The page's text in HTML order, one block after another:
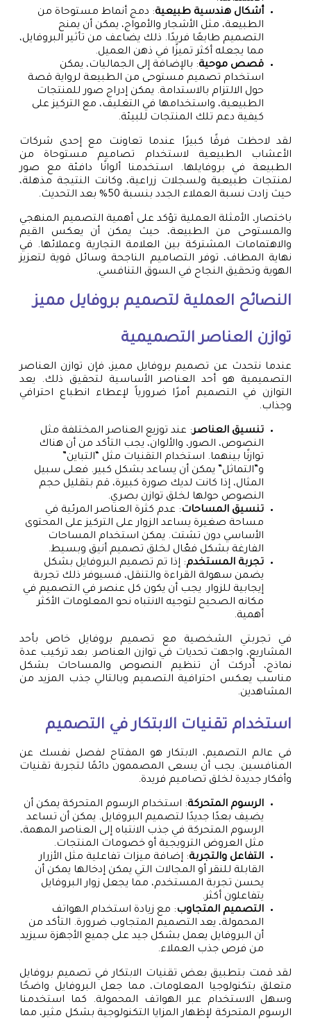
أشكال هندسية طبيعية: دمج أنماط مستوحاة من
الطبيعة، مثل الأشجار والأمواج، يمكن أن يمنح
التصميم طابعًا فريدًا. ذلك يضاعف من تأثير البروفايل،
مما يجعله أكثر تميزًا في ذهن العميل.
قصص موحية: بالإضافة إلى الجماليات، يمكن
استخدام تصميم مستوحى من الطبيعة لرواية قصة
حول الالتزام بالاستدامة. يمكن إدراج صور للمنتجات
الطبيعية، واستخدامها في التغليف، مع التركيز على
كيفية دعم تلك المنتجات للبيئة.
لقد لاحظت فرقًا كبيرًا عندما تعاونت مع إحدى شركات
الأعشاب الطبيعية لاستخدام تصاميم مستوحاة من
الطبيعة في بروفايلها. استخدمنا ألوانًا دافئة مع صور
لمنتجات طبيعية ولسجلات زراعية، وكانت النتيجة مذهلة،
حيث زادت نسبة العملاء الجدد بنسبة 50% بعد التحديث.
باختصار، الأمثلة العملية تؤكد على أهمية التصميم المنهجي
والمستوحى من الطبيعة، حيث يمكن أن يعكس القيم
والاهتمامات المشتركة بين العلامة التجارية وعملائها. في
نهاية المطاف، توفر التصاميم الناجحة وسائل قوية لتعزيز
الهوية وتحقيق النجاح في السوق التنافسي.
النصائح العملية لتصميم بروفايل مميز
توازن العناصر التصميمية
عندما نتحدث عن تصميم بروفايل مميز، فإن توازن العناصر
التصميمية هو أحد العناصر الأساسية لتحقيق ذلك. يعد
التوازن في التصميم أمرًا ضرورياً لإعطاء انطباع احترافي
وجذاب.
تنسيق العناصر: عند توزيع العناصر المختلفة مثل
النصوص، الصور، والألوان، يجب التأكد من أن هناك
توازنًا بينهما. استخدام التقنيات مثل “التباين”
و”التماثل” يمكن أن يساعد بشكل كبير. فعلى سبيل
المثال، إذا كانت لديك صورة كبيرة، قم بتقليل حجم
النصوص حولها لخلق توازن بصري.
تنسيق المساحات: عدم كثرة العناصر المرئية في
مساحة صغيرة يساعد الزوار على التركيز على المحتوى
الأساسي دون تشتت. يمكن استخدام المساحات
الفارغة بشكل فعّال لخلق تصميم أنيق وبسيط.
تجربة المستخدم: إذا تم تصميم البروفايل بشكل
يضمن سهولة القراءة والتنقل، فسيوفر ذلك تجربة
إيجابية للزوار. يجب أن يكون كل عنصر في التصميم في
مكانه الصحيح لتوجيه الانتباه نحو المعلومات الأكثر
أهمية.
في تجربتي الشخصية مع تصميم بروفايل خاص بأحد
المشاريع، واجهت تحديات في توازن العناصر. بعد تركيب عدة
نماذج، أدركت أن تنظيم النصوص والمساحات بشكل
مناسب يعكس احترافية التصميم وبالتالي جذب المزيد من
المشاهدين.
استخدام تقنيات الابتكار في التصميم
في عالم التصميم، الابتكار هو المفتاح لفصل نفسك عن
المنافسين. يجب أن يسعى المصممون دائمًا لتجربة تقنيات
وأفكار جديدة لخلق تصاميم فريدة.
الرسوم المتحركة: استخدام الرسوم المتحركة يمكن أن
يضيف بعدًا جديدًا لتصميم البروفايل. يمكن أن تساعد
الرسوم المتحركة في جذب الانتباه إلى العناصر المهمة،
مثل العروض الترويجية أو خصومات المنتجات.
التفاعل والتجربة: إضافة ميزات تفاعلية مثل الأزرار
القابلة للنقر أو المجالات التي يمكن إدخالها يمكن أن
يحسن تجربة المستخدم، مما يجعل زوار البروفايل
يتفاعلون أكثر.
التصميم المتجاوب: مع زيادة استخدام الهواتف
المحمولة، يعد التصميم المتجاوب ضرورة. التأكد من
أن البروفايل يعمل بشكل جيد على جميع الأجهزة سيزيد
من فرص جذب العملاء.
لقد قمت بتطبيق بعض تقنيات الابتكار في تصميم بروفايل
متعلق بتكنولوجيا المعلومات، مما جعل البروفايل واضحًا
وسهل الاستخدام عبر الهواتف المحمولة. كما استخدمنا
الرسوم المتحركة لإظهار المزايا التكنولوجية بشكل مثير، مما